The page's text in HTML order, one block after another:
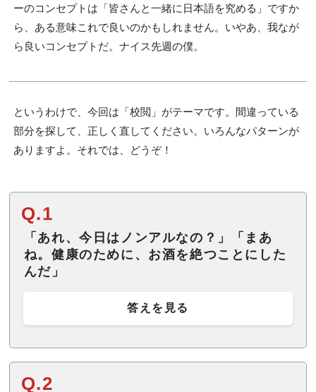
ーのコンセプトは「皆さんと一緒に日本語を究める」ですか
ら、ある意味これで良いのかもしれません。いやあ、我なが
ら良いコンセプトだ。ナイス先週の僕。
というわけで、今回は「校閲」がテーマです。間違っている
部分を探して、正しく直してください。いろんなパターンが
ありますよ。それでは、どうぞ！
Q.1
「あれ、今日はノンアルなの？」「まあ
ね。健康のために、お酒を絶つことにした
んだ」
答えを見る
Q.2